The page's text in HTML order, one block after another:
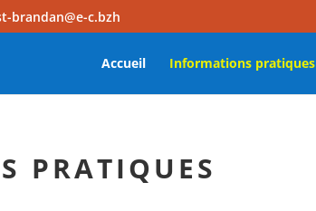
brandan@e-c.bzh
Accueil Informations pratiques
PRATIQUES